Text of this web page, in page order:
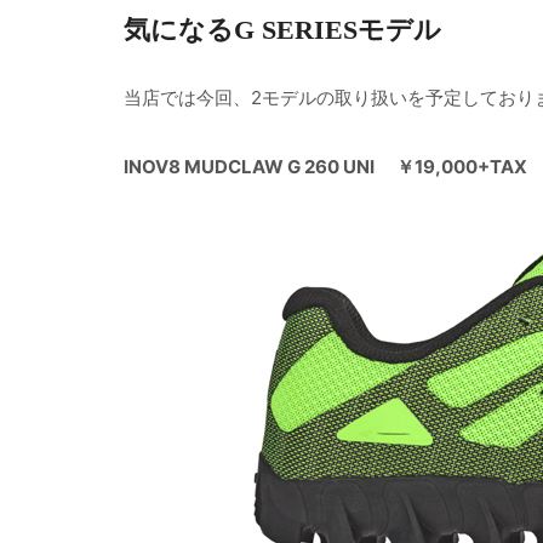
気になるG SERIESモデル
当店では今回、2モデルの取り扱いを予定しており
INOV8 MUDCLAW G 260 UNI ￥19,000+TAX